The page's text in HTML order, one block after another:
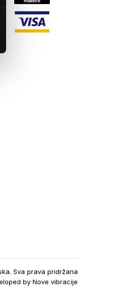
Sva prava pridržana
byNove vibracije